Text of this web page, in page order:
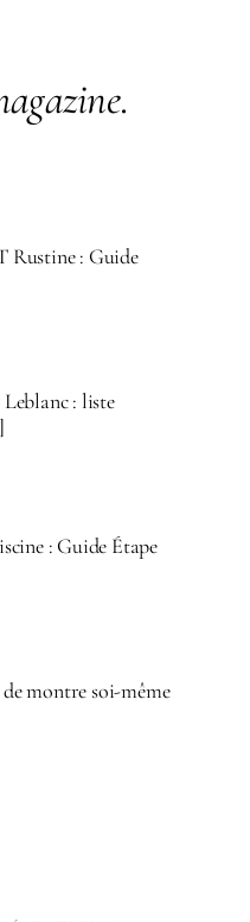
.
Rustine : Guide
: liste
: Guide Étape
montre soi-même